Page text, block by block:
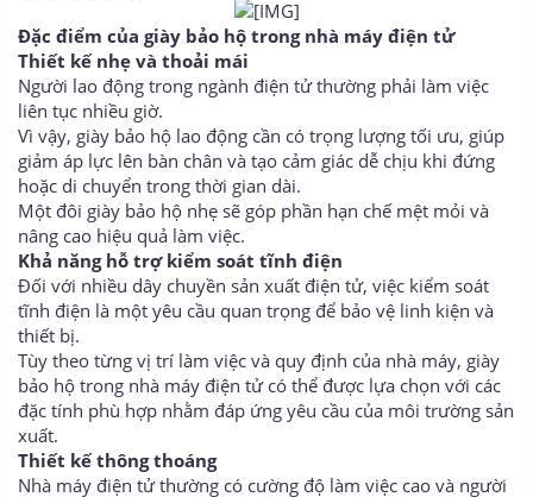
Đặc điểm của giày bảo hộ trong nhà máy điện tử
Thiết kế nhẹ và thoải mái
Người lao động trong ngành điện tử thường phải làm việc
liên tục nhiều giờ.
Vì vậy, giày bảo hộ lao động cần có trọng lượng tối ưu, giúp
giảm áp lực lên bàn chân và tạo cảm giác dễ chịu khi đứng
hoặc di chuyển trong thời gian dài.
Một đôi giày bảo hộ nhẹ sẽ góp phần hạn chế mệt mỏi và
nâng cao hiệu quả làm việc.
Khả năng hỗ trợ kiểm soát tĩnh điện
Đối với nhiều dây chuyền sản xuất điện tử, việc kiểm soát
tĩnh điện là một yêu cầu quan trọng để bảo vệ linh kiện và
thiết bị.
Tùy theo từng vị trí làm việc và quy định của nhà máy, giày
bảo hộ trong nhà máy điện tử có thể được lựa chọn với các
đặc tính phù hợp nhằm đáp ứng yêu cầu của môi trường sản
xuất.
Thiết kế thông thoáng
Nhà máy điện tử thường có cường độ làm việc cao và người